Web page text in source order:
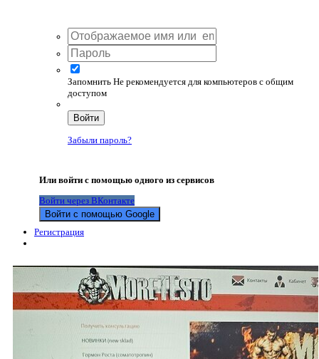
Запомнить Не рекомендуется для компьютеров с общим
доступом
Войти
Забыли пароль?
Или войти с помощью одного из сервисов
Войти через ВКонтакте
Войти с помощью Google
Регистрация